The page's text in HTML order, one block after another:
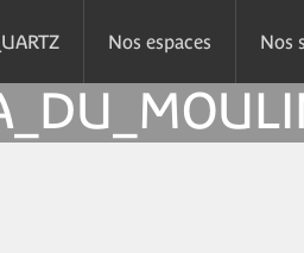
Nos espaces Nos